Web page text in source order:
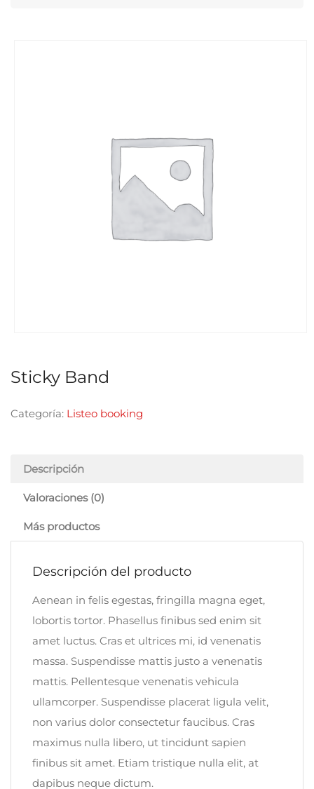
Sticky Band
Categoría: Listeo booking
Descripción
Valoraciones (0)
Más productos
Descripción del producto
Aenean in felis egestas, fringilla magna eget,
lobortis tortor. Phasellus finibus sed enim sit
amet luctus. Cras et ultrices mi, id venenatis
massa. Suspendisse mattis justo a venenatis
mattis. Pellentesque venenatis vehicula
ullamcorper. Suspendisse placerat ligula velit,
non varius dolor consectetur faucibus. Cras
maximus nulla libero, ut tincidunt sapien
finibus sit amet. Etiam tristique nulla elit, at
dapibus neque dictum.